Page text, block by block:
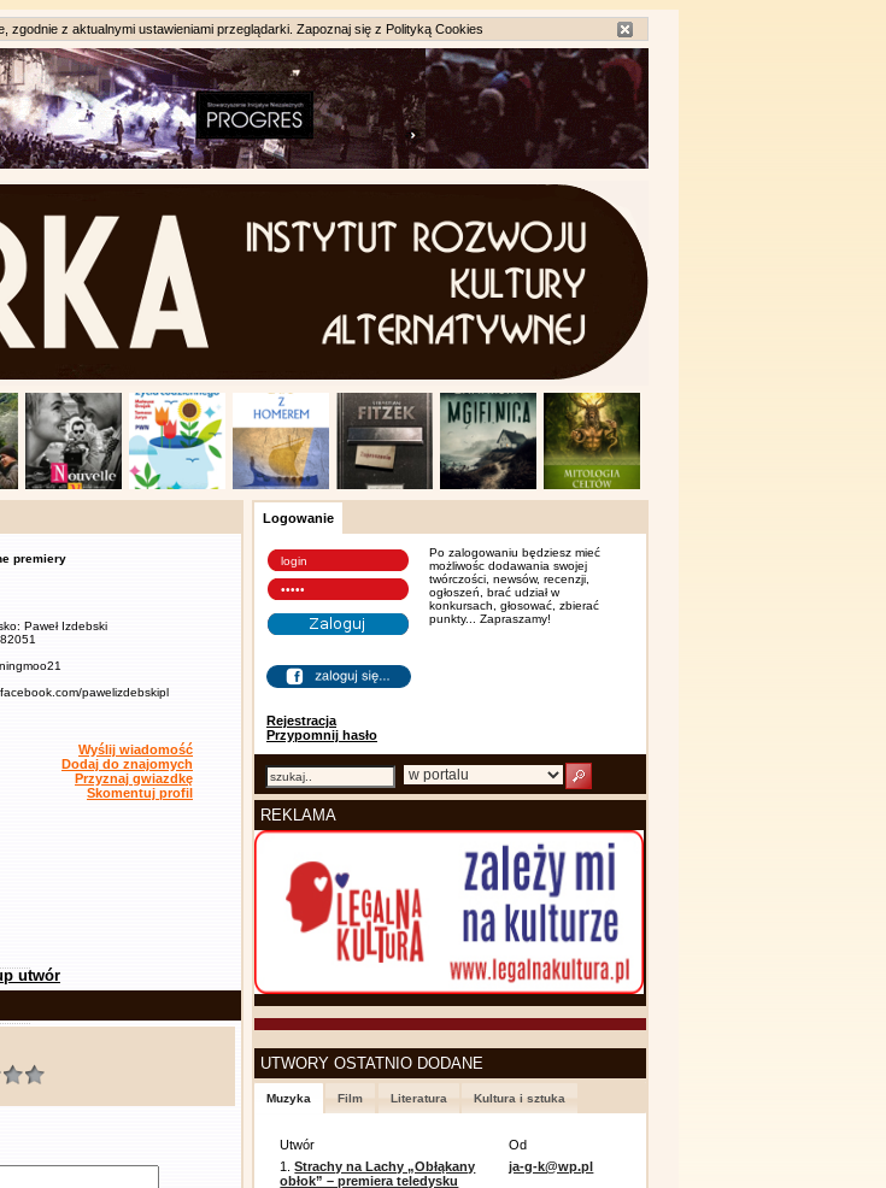
z aktualnymi ustawieniami przeglądarki. Zapoznaj się z Polityką Cookies
premiery
Paweł Izdebski
pawelizdebskipl
Wyślij wiadomość
Dodaj do znajomych
Przyznaj gwiazdkę
Skomentuj profil
utwór
Logowanie
Rejestracja
Przypomnij hasło
Po zalogowaniu będziesz mieć
możliwośc dodawania swojej
twórczości, newsów, recenzji,
ogłoszeń, brać udział w
konkursach, głosować, zbierać
punkty... Zapraszamy!
REKLAMA
UTWORY OSTATNIO DODANE
Muzyka Film Literatura Kultura i sztuka
Utwór
Od
1.Strachy na Lachy „Obłąkany
obłok” – premiera teledysku
ja-g-k@wp.pl